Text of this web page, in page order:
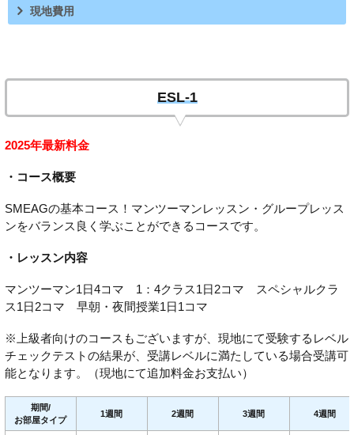
現地費用
ESL-1
2025年最新料金
・コース概要
SMEAGの基本コース！マンツーマンレッスン・グループレッス
ンをバランス良く学ぶことができるコースです。
・レッスン内容
マンツーマン1日4コマ 1：4クラス1日2コマ スペシャルクラ
ス1日2コマ 早朝・夜間授業1日1コマ
※上級者向けのコースもございますが、現地にて受験するレベル
チェックテストの結果が、受講レベルに満たしている場合受講可
能となります。（現地にて追加料金お支払い）
期間/
お部屋タイプ
1週間 2週間 3週間 4週間